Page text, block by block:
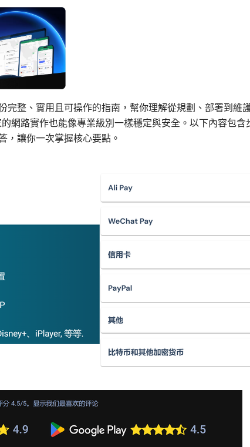
完整、實用且可操作的指南，幫你理解從規劃、部署到維
網路實作也能像專業級別一樣穩定與安全。以下內容包
，讓你一次掌握核心要點。